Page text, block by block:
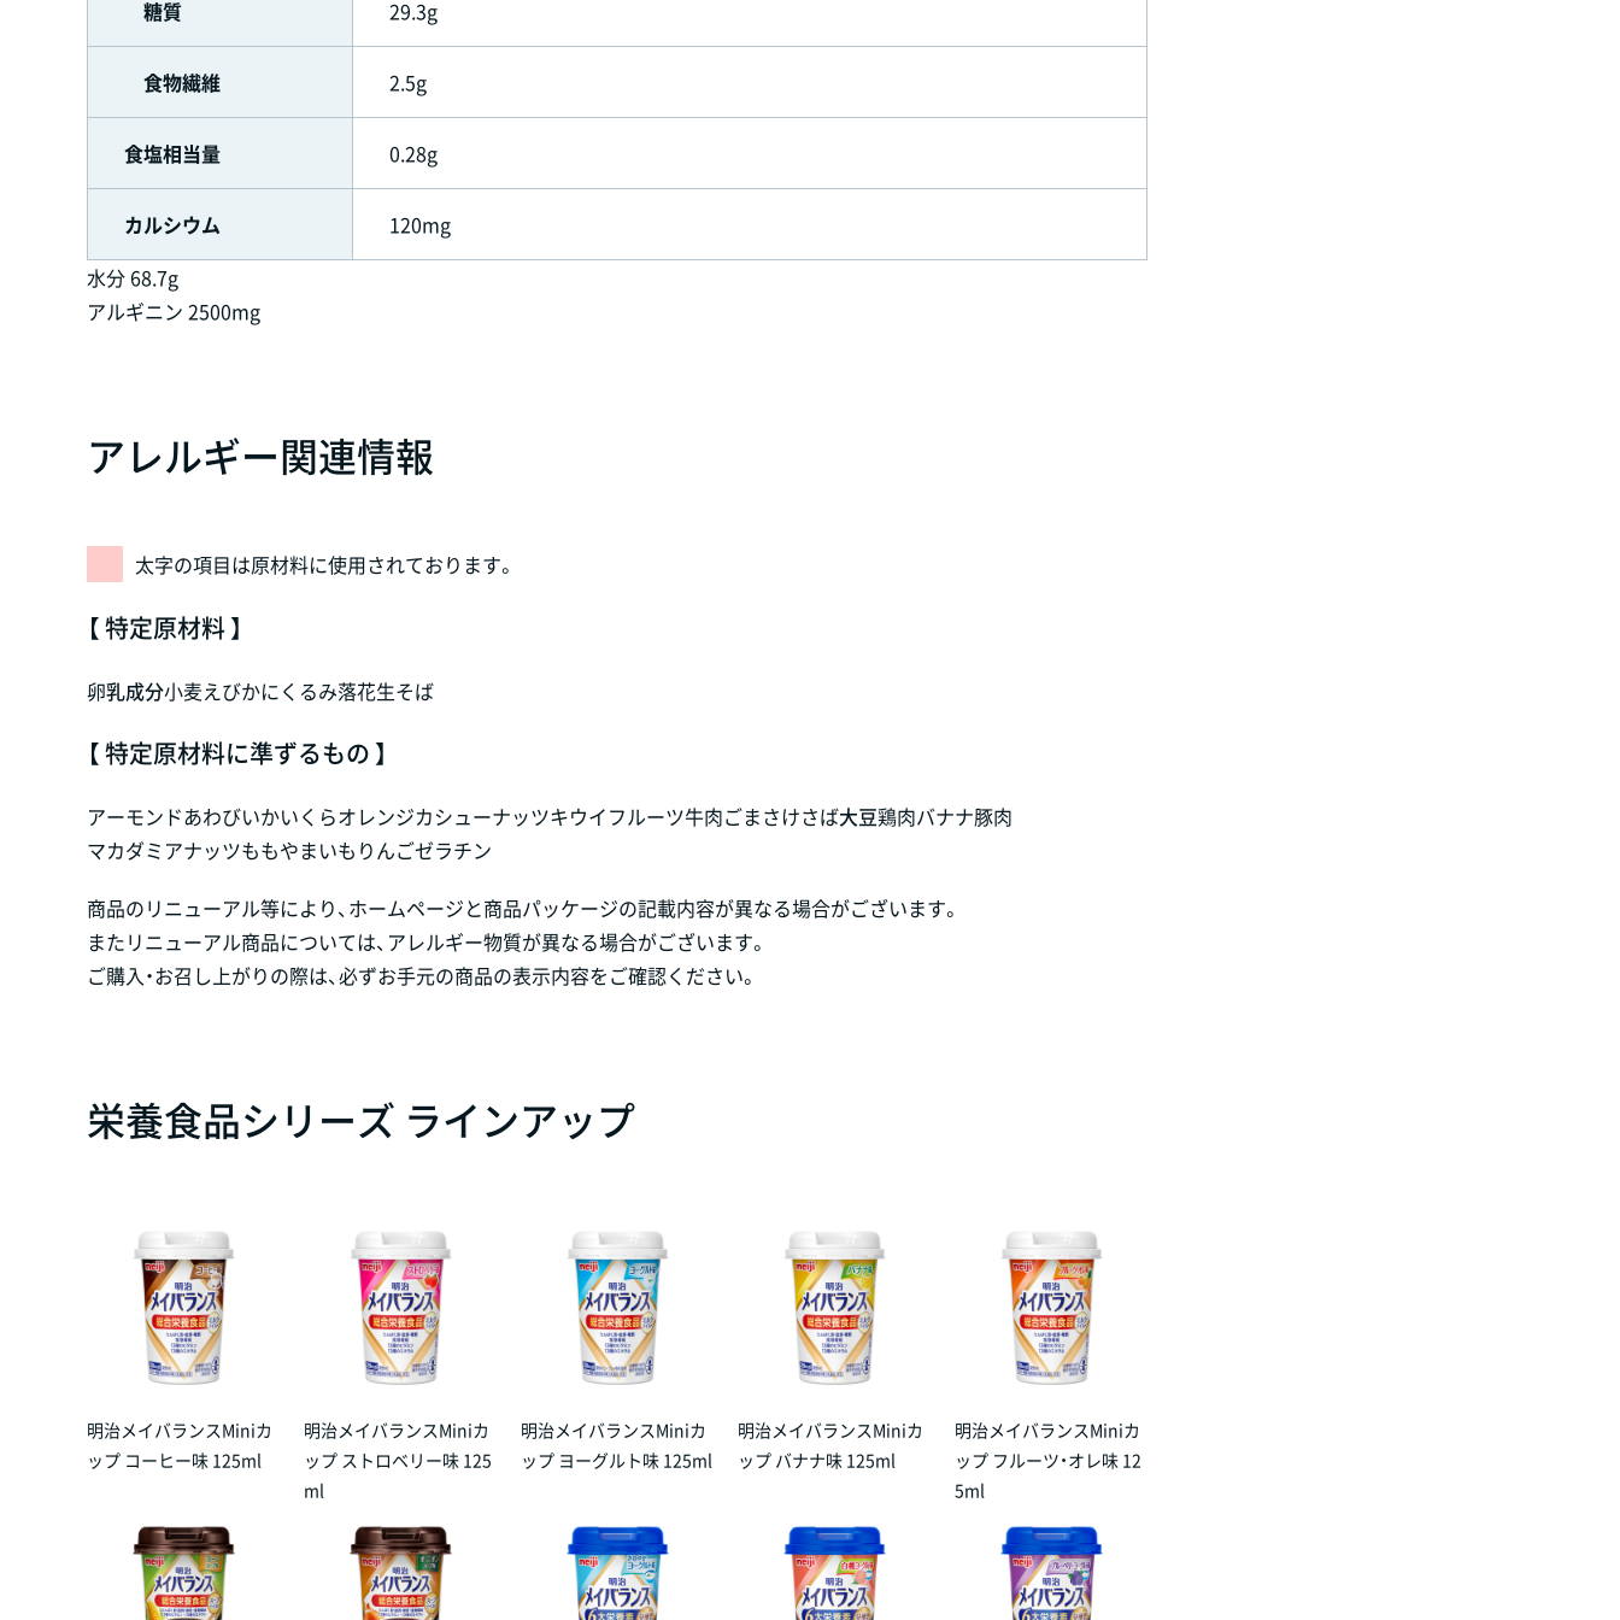
糖質 29.3g
食物繊維 2.5g
食塩相当量 0.28g
カルシウム
120mg
水分 68.7g
アルギニン 2500mg
アレルギー関連情報
太字の項目は原材料に使用されております。
【 特定原材料 】
卵乳成分小麦えびかにくるみ落花生そば
【 特定原材料に準ずるもの 】
アーモンドあわびいかいくらオレンジカシューナッツキウイフルーツ牛肉ごまさけさば大豆鶏肉バナナ豚肉
マカダミアナッツももやまいも りんごゼラチン
商品のリニューアル等により、ホームページと商品パッケージの記載内容が異なる場合がございます。
またリニューアル商品については、アレルギー物質が異なる場合がございます。
ご購入・お召し上がりの際は、必ずお手元の商品の表示内容をご確認ください。
栄養食品シリーズ ラインアップ
明治メイバランスMiniカ
ップ コーヒー味 125ml
明治メイバランスMiniカ
ップ ストロベリー味 125
ml
明治メイバランスMiniカ
ップ ヨーグルト味 125ml
明治メイバランスMiniカ
ップ バナナ味 125ml
明治メイバランスMiniカ
ップ フルーツ・オレ味 12
5ml